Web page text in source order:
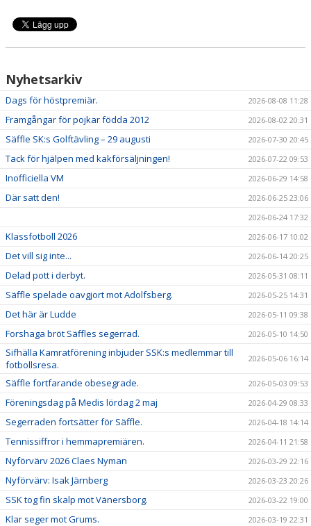
Nyhetsarkiv
Dags för höstpremiär. 2026-08-08 11:28
Framgångar för pojkar födda 2012 2026-08-02 20:31
Säffle SK:s Golftävling – 29 augusti 2026-07-30 20:45
Tack för hjälpen med kakförsäljningen! 2026-07-22 09:53
Inofficiella VM 2026-06-29 14:58
Där satt den!
2026-06-25 23:06
2026-06-24 17:32
Klassfotboll 2026 2026-06-17 10:02
Det vill sig inte... 2026-06-14 20:25
Delad pott i derbyt. 2026-05-31 08:11
Säffle spelade oavgjort mot Adolfsberg. 2026-05-25 14:31
Det här är Ludde 2026-05-11 09:38
Forshaga bröt Säffles segerrad. 2026-05-10 14:50
Sifhälla Kamratförening inbjuder SSK:s medlemmar till
fotbollsresa.
2026-05-06 16:14
Säffle fortfarande obesegrade. 2026-05-03 09:53
Föreningsdag på Medis lördag 2 maj 2026-04-29 08:33
Segerraden fortsätter för Säffle. 2026-04-18 14:14
Tennissiffror i hemmapremiären. 2026-04-11 21:58
Nyförvärv 2026 Claes Nyman 2026-03-29 22:16
Nyförvärv: Isak Järnberg 2026-03-23 20:26
SSK tog fin skalp mot Vänersborg. 2026-03-22 19:00
Klar seger mot Grums. 2026-03-19 22:31